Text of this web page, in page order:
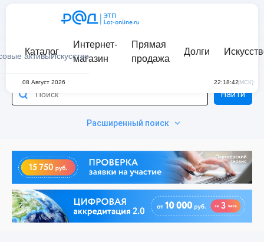
активыИскусство
Каталог
Интернет-
магазин
Прямая
продажа
Долги
08 Август 2026 22:18:42(МСК)
Расширенный поиск
Найти